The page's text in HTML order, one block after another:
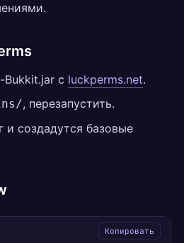
Bukkit.jar с luckperms.net.
, перезапустить.
и создадутся базовые
Копировать